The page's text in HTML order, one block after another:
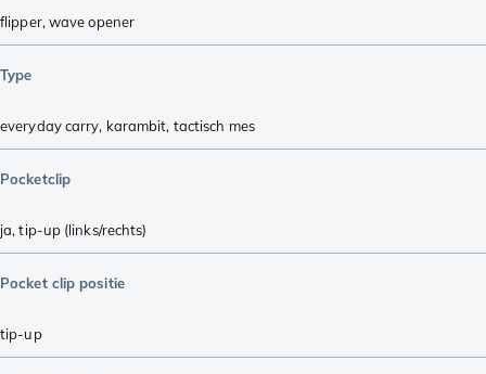
flipper, wave opener
Type
everyday carry, karambit, tactisch mes
Pocketclip
ja, tip-up (links/rechts)
Pocket clip positie
tip-up